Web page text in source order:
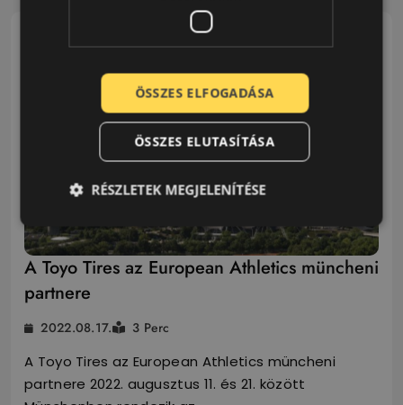
A Toyo Tires az European Athletics müncheni
partnere
2022.08.17. 3 Perc
A Toyo Tires az European Athletics müncheni
partnere 2022. augusztus 11. és 21. között
ÖSSZES ELFOGADÁSA
ÖSSZES ELUTASÍTÁSA
RÉSZLETEK MEGJELENÍTÉSE